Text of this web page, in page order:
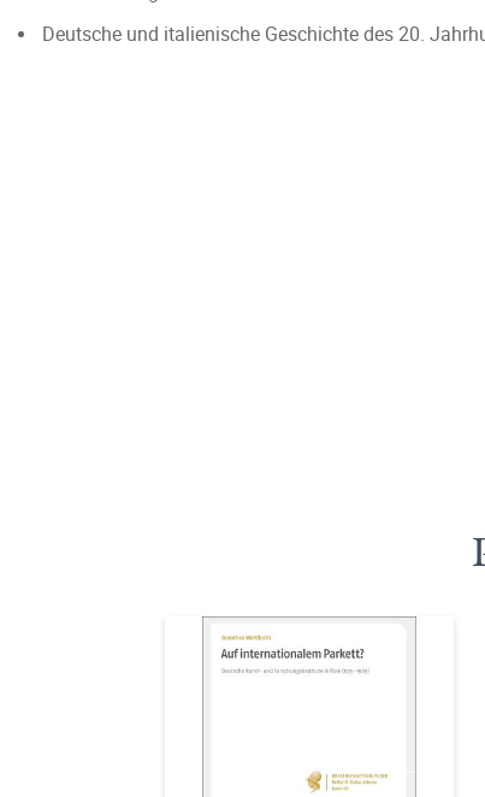
Deutsche und italienische Geschichte des 20.